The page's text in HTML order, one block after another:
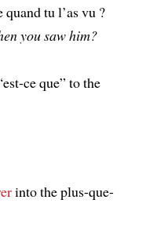
quand tu l’as vu ?
you saw him?
ce que” to the
into the plus-que-